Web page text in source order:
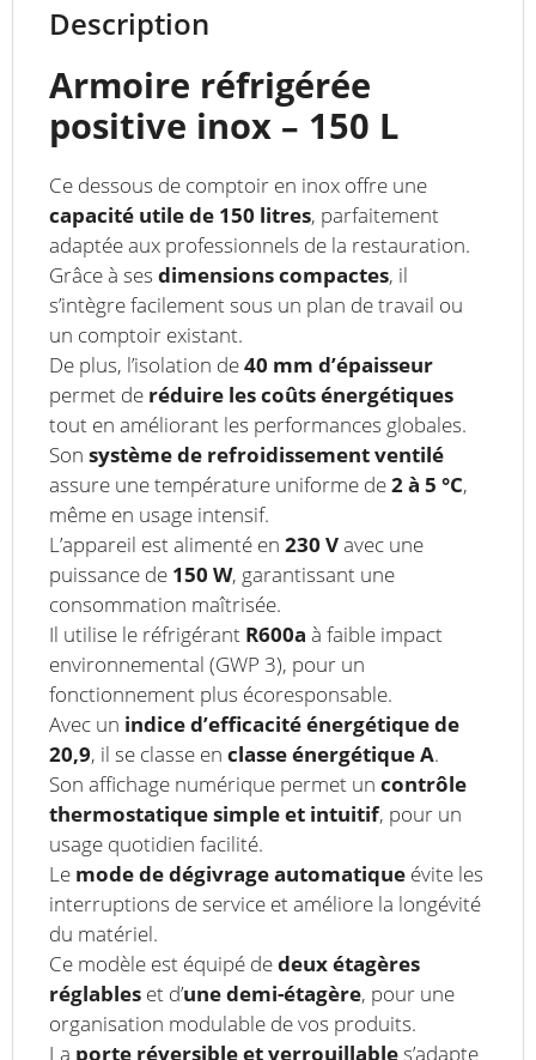
Description
Armoire réfrigérée
positive inox – 150 L
Ce dessous de comptoir en inox offre une
capacité utile de 150 litres, parfaitement
adaptée aux professionnels de la restauration.
Grâce à ses dimensions compactes, il
s’intègre facilement sous un plan de travail ou
un comptoir existant.
De plus, l’isolation de40 mm d’épaisseur
permet de réduire les coûts énergétiques
tout en améliorant les performances globales.
Son système de refroidissement ventilé
assure une température uniforme de2 à 5 °C,
même en usage intensif.
L’appareil est alimenté en 230 Vavec une
puissance de 150 W, garantissant une
consommation maîtrisée.
Il utilise le réfrigérant R600a à faible impact
environnemental (GWP 3), pour un
fonctionnement plus écoresponsable.
Avec un indice d’efficacité énergétique de
20,9, il se classe en classe énergétique A.
Son affichage numérique permet un contrôle
thermostatique simple et intuitif, pour un
usage quotidien facilité.
Le mode de dégivrage automatique évite les
interruptions de service et améliore la longévité
du matériel.
Ce modèle est équipé dedeux étagères
réglables et d’une demi-étagère, pour une
organisation modulable de vos produits.
La porte réversible et verrouillables’adapte